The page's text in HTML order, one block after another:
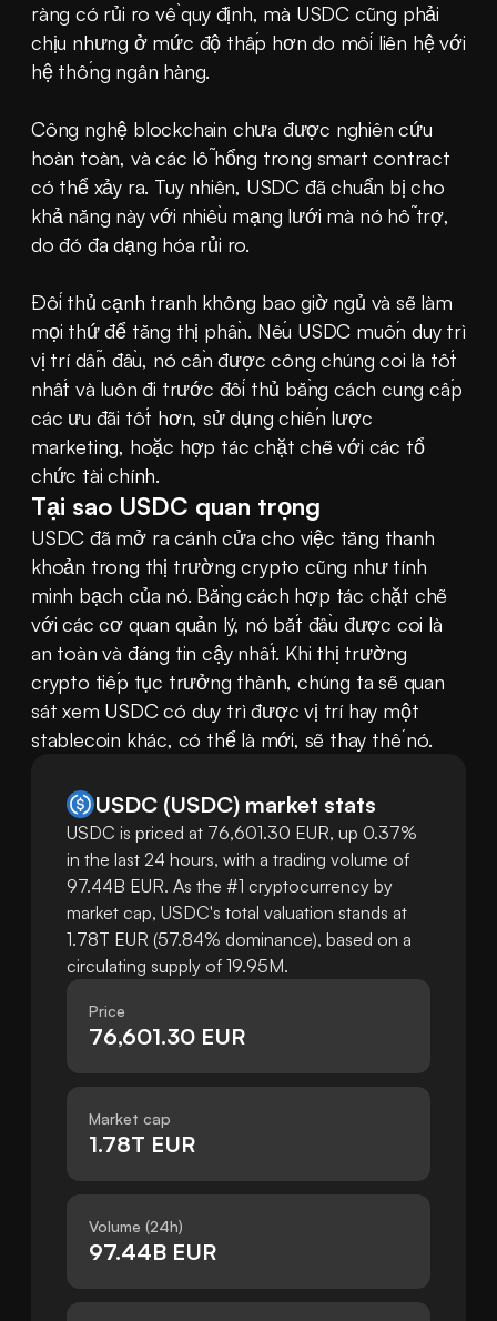
ràng có rủi ro về quy định, mà USDC cũng phải
chịu nhưng ở mức độ thấp hơn do mối liên hệ với
hệ thống ngân hàng.
Công nghệ blockchain chưa được nghiên cứu
hoàn toàn, và các lỗ hổng trong smart contract
có thể xảy ra. Tuy nhiên, USDC đã chuẩn bị cho
khả năng này với nhiều mạng lưới mà nó hỗ trợ,
do đó đa dạng hóa rủi ro.
Đối thủ cạnh tranh không bao giờ ngủ và sẽ làm
mọi thứ để tăng thị phần. Nếu USDC muốn duy trì
vị trí dẫn đầu, nó cần được công chúng coi là tốt
nhất và luôn đi trước đối thủ bằng cách cung cấp
các ưu đãi tốt hơn, sử dụng chiến lược
marketing, hoặc hợp tác chặt chẽ với các tổ
chức tài chính.
Tại sao USDC quan trọng
USDC đã mở ra cánh cửa cho việc tăng thanh
khoản trong thị trường crypto cũng như tính
minh bạch của nó. Bằng cách hợp tác chặt chẽ
với các cơ quan quản lý, nó bắt đầu được coi là
an toàn và đáng tin cậy nhất. Khi thị trường
crypto tiếp tục trưởng thành, chúng ta sẽ quan
sát xem USDC có duy trì được vị trí hay một
stablecoin khác, có thể là mới, sẽ thay thế nó.
USDC (USDC) market stats
USDC is priced at 76,601.30 EUR, up 0.37%
in the last 24 hours, with a trading volume of
97.44B EUR. As the #1 cryptocurrency by
market cap, USDC's total valuation stands at
1.78T EUR (57.84% dominance), based on a
circulating supply of 19.95M.
Price
76,601.30 EUR
Market cap
1.78T EUR
Volume (24h)
97.44B EUR